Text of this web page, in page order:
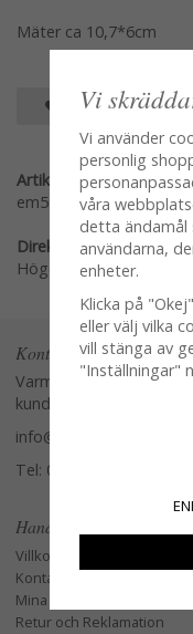
Mäter ca 10,7*6cm
SPARA SOM
Artikelnummer:
em5904
Direktlänk:
Högerklicka och kopiera
Kontakta oss
Varmt välkommen att
kundtjänst.
info@glasverandan.se
Tel: 079-3495968
Handla
Villkor
Kontakta oss
Mina favoriter
Retur och Reklamation
Vi
Vi använder
personlig
våra
detta ändamål
användarna,
enheter.
Klicka på
eller välj vilka
vill stänga av
"Inställningar"